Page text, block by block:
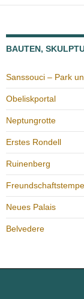
BAUTEN,
Sanssouci – Park
Obeliskportal
Neptungrotte
Erstes Rondell
Ruinenberg
Neues Palais
Belvedere